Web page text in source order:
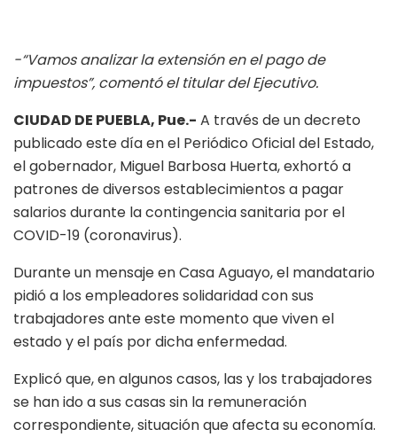
-“Vamos analizar la extensión en el pago de
impuestos”, comentó el titular del Ejecutivo.
CIUDAD DE PUEBLA, Pue.- A través de un decreto
publicado este día en el Periódico Oficial del Estado,
el gobernador, Miguel Barbosa Huerta, exhortó a
patrones de diversos establecimientos a pagar
salarios durante la contingencia sanitaria por el
COVID-19 (coronavirus).
Durante un mensaje en Casa Aguayo, el mandatario
pidió a los empleadores solidaridad con sus
trabajadores ante este momento que viven el
estado y el país por dicha enfermedad.
Explicó que, en algunos casos, las y los trabajadores
se han ido a sus casas sin la remuneración
correspondiente, situación que afecta su economía.